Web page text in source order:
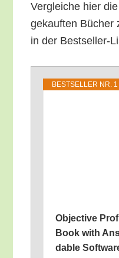
Ver­glei­che hier
ge­kauf­ten Bücher
in der Bestseller-
BEST­SEL­LER NR. 1
Objec­ti­ve
Book with
da­ble